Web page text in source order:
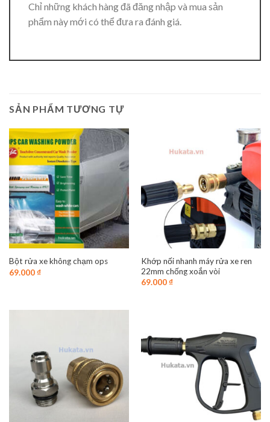
Chỉ những khách hàng đã đăng nhập và mua sản
phẩm này mới có thể đưa ra đánh giá.
SẢN PHẨM TƯƠNG TỰ
Bột rửa xe không chạm ops
69.000₫
Khớp nối nhanh máy rửa xe ren
22mm chống xoắn vòi
69.000₫